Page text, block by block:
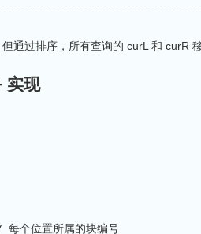
通过排序，所有查询的 curL 和 curR
实现
个位置所属的块编号